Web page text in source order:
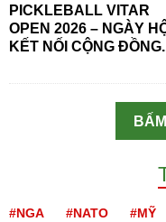
PICKLEBALL VITAR
OPEN 2026 – NGÀY
KẾT NỐI CỘNG
#NGA #NATO #MỸ